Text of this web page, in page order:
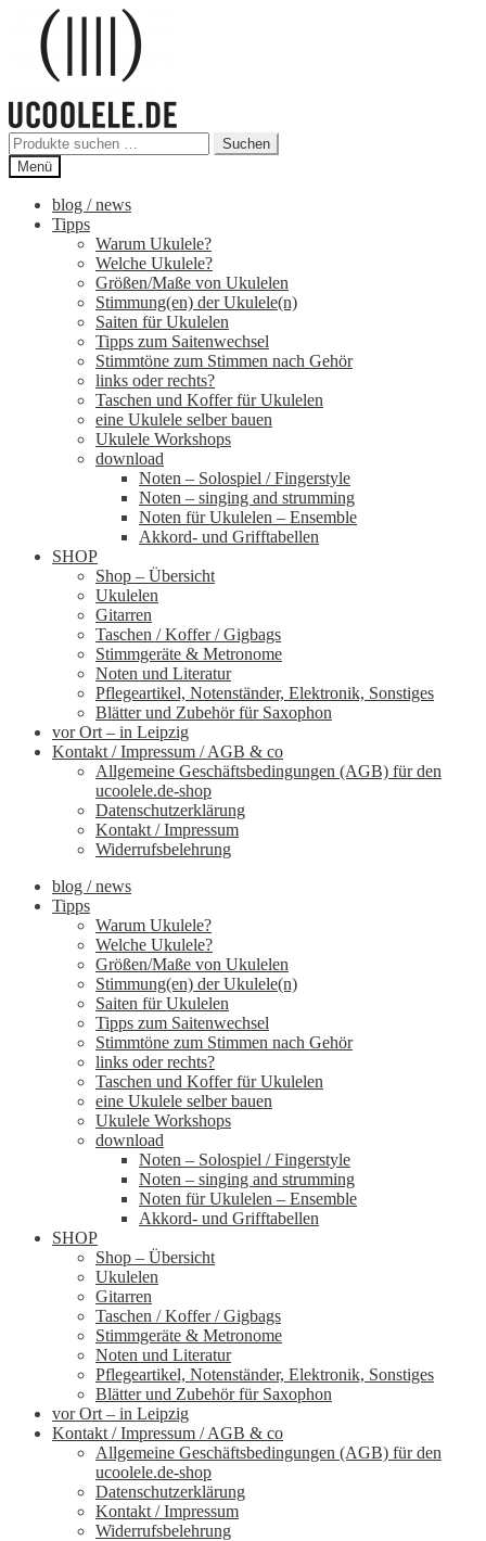
Navigation
springen
Inhalt
springen
Suchen
nach:
Suchen
Menü
blog / news
Tipps
Warum Ukulele?
Welche Ukulele?
Größen/Maße von Ukulelen
Stimmung(en) der Ukulele(n)
Saiten für Ukulelen
Tipps zum Saitenwechsel
Stimmtöne zum Stimmen nach Gehör
links oder rechts?
Taschen und Koffer für Ukulelen
eine Ukulele selber bauen
Ukulele Workshops
download
Noten – Solospiel / Fingerstyle
Noten – singing and strumming
Noten für Ukulelen – Ensemble
Akkord- und Grifftabellen
SHOP
Shop – Übersicht
Ukulelen
Gitarren
Taschen / Koffer / Gigbags
Stimmgeräte & Metronome
Noten und Literatur
Pflegeartikel, Notenständer, Elektronik, Sonstiges
Blätter und Zubehör für Saxophon
vor Ort – in Leipzig
Kontakt / Impressum / AGB & co
Allgemeine Geschäftsbedingungen (AGB) für den
ucoolele.de-shop
Datenschutzerklärung
Kontakt / Impressum
Widerrufsbelehrung
blog / news
Tipps
Warum Ukulele?
Welche Ukulele?
Größen/Maße von Ukulelen
Stimmung(en) der Ukulele(n)
Saiten für Ukulelen
Tipps zum Saitenwechsel
Stimmtöne zum Stimmen nach Gehör
links oder rechts?
Taschen und Koffer für Ukulelen
eine Ukulele selber bauen
Ukulele Workshops
download
Noten – Solospiel / Fingerstyle
Noten – singing and strumming
Noten für Ukulelen – Ensemble
Akkord- und Grifftabellen
SHOP
Shop – Übersicht
Ukulelen
Gitarren
Taschen / Koffer / Gigbags
Stimmgeräte & Metronome
Noten und Literatur
Pflegeartikel, Notenständer, Elektronik, Sonstiges
Blätter und Zubehör für Saxophon
vor Ort – in Leipzig
Kontakt / Impressum / AGB & co
Allgemeine Geschäftsbedingungen (AGB) für den
ucoolele.de-shop
Datenschutzerklärung
Kontakt / Impressum
Widerrufsbelehrung